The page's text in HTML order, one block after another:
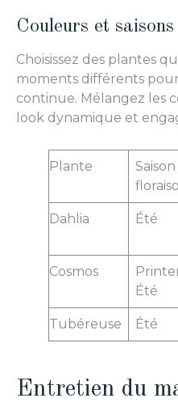
Couleurs et saisons
Choisissez des plantes
moments différents
continue. Mélangez les
look dynamique et
Plante
Dahlia Été
Cosmos
Été
Tubéreuse Été
Entretien du